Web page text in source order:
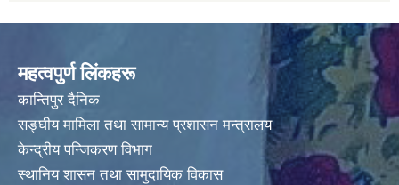
महत्वपुर्ण लिंकहरू
कान्तिपुर दैनिक
सङ्घीय मामिला तथा सामान्य प्रशासन मन्त्रालय
केन्द्रीय पन्जिकरण विभाग
स्थानिय शासन तथा सामुदायिक विकास